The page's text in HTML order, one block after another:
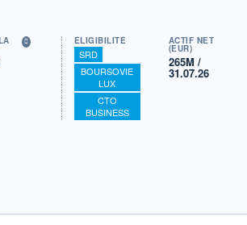
ÉLIGIBILITÉ
SRD
BOURSOVIE
LUX
CTO
BUSINESS
ACTIF NET
(EUR)
265M /
31.07.26